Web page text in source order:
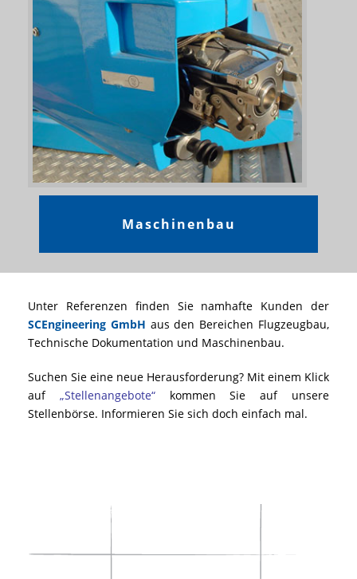
Maschinenbau
Unter Referenzen finden Sie namhafte Kunden der
SCEngineering GmbH aus den Bereichen Flugzeugbau,
Technische Dokumentation und Maschinenbau.
Suchen Sie eine neue Herausforderung? Mit einem Klick
auf „Stellenangebote“kommen Sie auf unsere
Stellenbörse. Informieren Sie sich doch einfach mal.